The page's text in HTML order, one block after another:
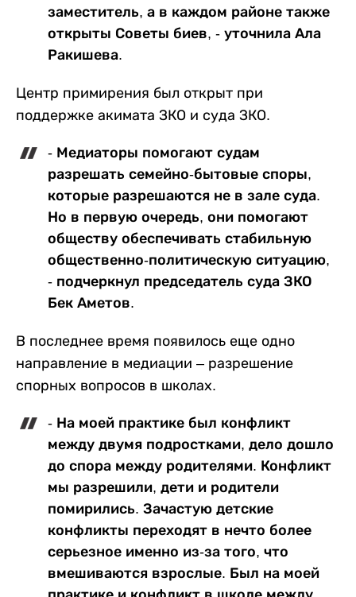
заместитель, а в каждом районе также
открыты Советы биев, - уточнила Ала
Ракишева.
Центр примирения был открыт при
поддержке акимата ЗКО и суда ЗКО.
- Медиаторы помогают судам
разрешать семейно-бытовые споры,
которые разрешаются не в зале суда.
Но в первую очередь, они помогают
обществу обеспечивать стабильную
общественно-политическую ситуацию,
- подчеркнул председатель суда ЗКО
Бек Аметов.
В последнее время появилось еще одно
направление в медиации – разрешение
спорных вопросов в школах.
- На моей практике был конфликт
между двумя подростками, дело дошло
до спора между родителями. Конфликт
мы разрешили, дети и родители
помирились. Зачастую детские
конфликты переходят в нечто более
серьезное именно из-за того, что
вмешиваются взрослые. Был на моей